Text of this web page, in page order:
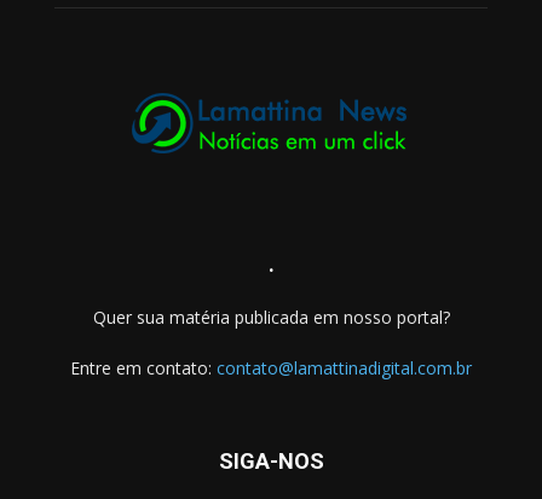
.
Quer sua matéria publicada em nosso portal?
Entre em contato: contato@lamattinadigital.com.br
SIGA-NOS